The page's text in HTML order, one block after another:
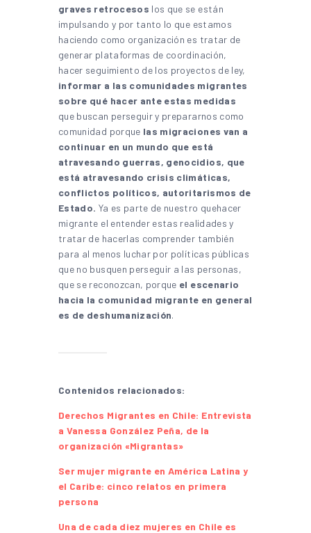
graves retrocesos los que se están
impulsando y por tanto lo que estamos
haciendo como organización es tratar de
generar plataformas de coordinación,
hacer seguimiento de los proyectos de ley,
informar a las comunidades migrantes
sobre qué hacer ante estas medidas
que buscan perseguir y prepararnos como
comunidad porque las migraciones van a
continuar en un mundo que está
atravesando guerras, genocidios, que
está atravesando crisis climáticas,
conflictos políticos, autoritarismos de
Estado. Ya es parte de nuestro quehacer
migrante el entender estas realidades y
tratar de hacerlas comprender también
para al menos luchar por políticas públicas
que no busquen perseguir a las personas,
que se reconozcan, porque el escenario
hacia la comunidad migrante en general
es de deshumanización.
Contenidos relacionados:
Derechos Migrantes en Chile: Entrevista
a Vanessa González Peña, de la
organización «Migrantas»
Ser mujer migrante en América Latina y
el Caribe: cinco relatos en primera
persona
Una de cada diez mujeres en Chile es